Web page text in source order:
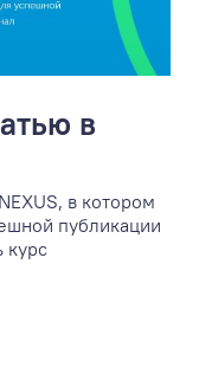
в
в котором
публикации
курс